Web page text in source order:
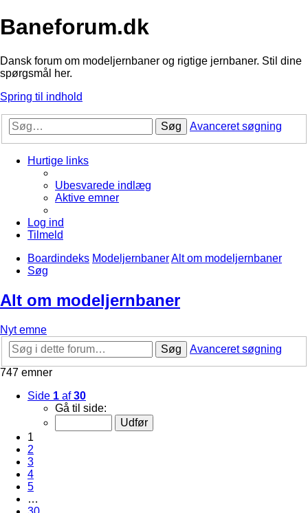
Baneforum.dk
Dansk forum om modeljernbaner og rigtige jernbaner. Stil dine
spørgsmål her.
Spring til indhold
Søg Avanceret søgning
Hurtige links
Ubesvarede indlæg
Aktive emner
Log ind
Tilmeld
Boardindeks ModeljernbanerAlt om modeljernbaner
Søg
Alt om modeljernbaner
Nyt emne
Søg
Avanceret søgning
747 emner
Side 1 af30
Gå til side:
1
2
3
4
5
…